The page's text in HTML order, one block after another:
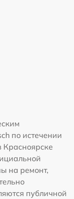
по истечении
Красноярске
на ремонт,
публичной